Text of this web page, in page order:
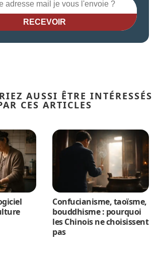
RECEVOIR
AUSSI ÊTRE INTÉRESSÉS
CES ARTICLES
Confucianisme, taoïsme,
bouddhisme : pourquoi
les Chinois ne choisissent
pas